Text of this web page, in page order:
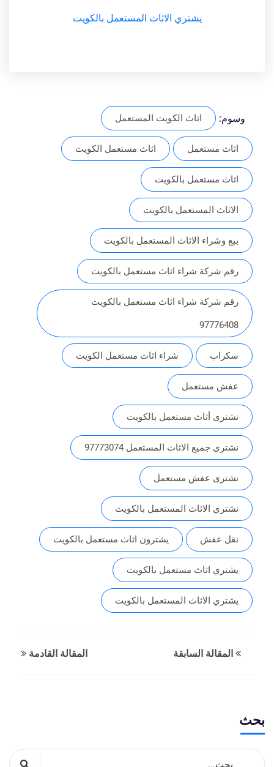
يشتري الاثاث المستعمل بالكويت
وسوم: اثاث الكويت المستعمل
اثاث مستعمل اثاث مستعمل الكويت
اثاث مستعمل بالكويت
الاثاث المستعمل بالكويت
بيع وشراء الاثاث المستعمل بالكويت
رقم شركة شراء اثاث مستعمل بالكويت
رقم شركة شراء اثاث مستعمل بالكويت
97776408
سكراب شراء اثاث مستعمل الكويت
عفش مستعمل
نشترى أثاث مستعمل بالكويت
نشترى جميع الاثاث المستعمل 97773074
نشترى عفش مستعمل
نشتري الاثاث المستعمل بالكويت
نقل عفش يشترون اثاث مستعمل بالكويت
يشتري اثاث مستعمل بالكويت
يشتري الاثاث المستعمل بالكويت
المقالة السابقة المقالة القادمة
بحث